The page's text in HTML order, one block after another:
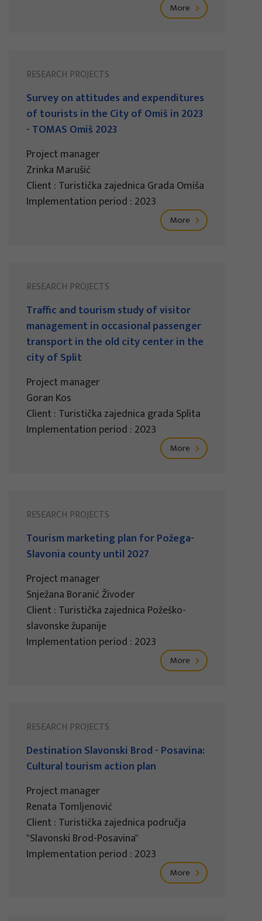
More
RESEARCH PROJECTS
Survey on attitudes and expenditures
of tourists in the City of Omiš in 2023
- TOMAS Omiš 2023
Project manager
Zrinka Marušić
Client : Turistička zajednica Grada Omiša
Implementation period : 2023
More
RESEARCH PROJECTS
Traffic and tourism study of visitor
management in occasional passenger
transport in the old city center in the
city of Split
Project manager
Goran Kos
Client : Turistička zajednica grada Splita
Implementation period : 2023
More
RESEARCH PROJECTS
Tourism marketing plan for Požega-
Slavonia county until 2027
Project manager
Snježana Boranić Živoder
Client : Turistička zajednica Požeško-
slavonske županije
Implementation period : 2023
More
RESEARCH PROJECTS
Destination Slavonski Brod - Posavina:
Cultural tourism action plan
Project manager
Renata Tomljenović
Client : Turistička zajednica područja
"Slavonski Brod-Posavina"
Implementation period : 2023
More